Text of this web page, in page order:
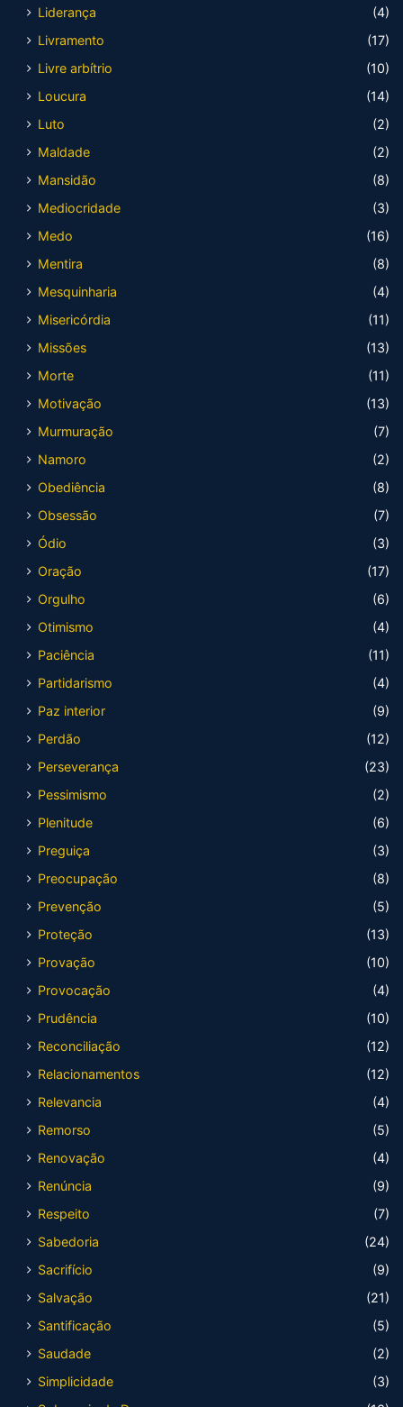
Liderança
(4)
Livramento
(17)
Livre arbítrio
(10)
Loucura
(14)
Luto
(2)
Maldade
(2)
Mansidão
(8)
Mediocridade
(3)
Medo
(16)
Mentira
(8)
Mesquinharia
(4)
Misericórdia
(11)
Missões
(13)
Morte
(11)
Motivação
(13)
Murmuração
(7)
Namoro
(2)
Obediência
(8)
Obsessão
(7)
Ódio
(3)
Oração
(17)
Orgulho
(6)
Otimismo
(4)
Paciência
(11)
Partidarismo
(4)
Paz interior
(9)
Perdão
(12)
Perseverança
(23)
Pessimismo
(2)
Plenitude
(6)
Preguiça
(3)
Preocupação
(8)
Prevenção
(5)
Proteção
(13)
Provação
(10)
Provocação
(4)
Prudência
(10)
Reconciliação
(12)
Relacionamentos
(12)
Relevancia
(4)
Remorso
(5)
Renovação
(4)
Renúncia
(9)
Respeito
(7)
Sabedoria
(24)
Sacrifício
(9)
Salvação
(21)
Santificação
(5)
Saudade
(2)
Simplicidade
(3)